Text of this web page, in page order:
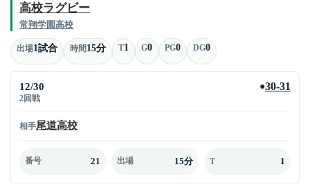
高校ラグビー
常翔学園高校
出場1試合 時間15分 T1 G0 PG0 DG0
12/30
2回戦
●30-31
相手尾道高校
番号 21 出場 15分 T 1